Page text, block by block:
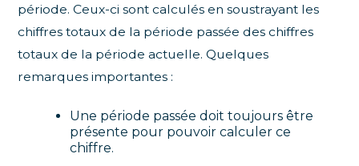
période. Ceux-ci sont calculés en soustrayant les
chiffres totaux de la période passée des chiffres
totaux de la période actuelle. Quelques
remarques importantes :
Une période passée doit toujours être
présente pour pouvoir calculer ce
chiffre.